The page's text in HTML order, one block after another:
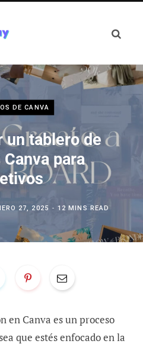
DE CANVA
un tablero de
para
27, 2025 12 MINS READ
en Canva es un proceso
que estés enfocado en la